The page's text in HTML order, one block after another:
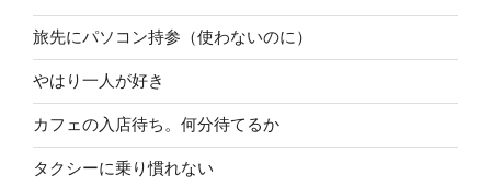
旅先にパソコン持参（使わないのに）
やはり一人が好き
カフェの入店待ち。何分待てるか
タクシーに乗り慣れない